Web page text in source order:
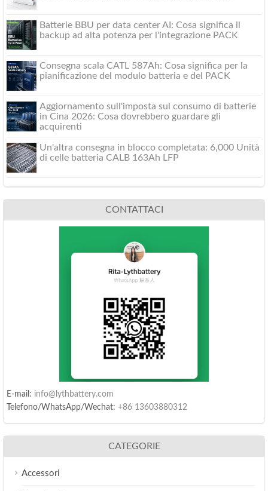
Batterie BBU per data center AI: Cosa significa il
backup ad alta potenza per l'integrazione PACK
Consegna scala CATL 587Ah: Cosa significa per la
pianificazione del modulo batteria e del PACK
Aggiornamento sull'imposta sul consumo di batterie
in Cina 2026: Cosa dovrebbero guardare gli
acquirenti
Un'altra consegna in blocco completata: 6,000 Unità
di celle batteria CALB 163Ah LFP
CONTATTACI
E-mail: info@lythbattery.com
Telefono/WhatsApp/Wechat: +86 13603880312
CATEGORIE
Accessori